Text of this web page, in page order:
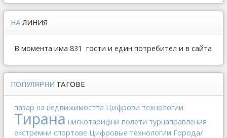
НА ЛИНИЯ
В момента има 831 гости и един потребител и в сайта
ПОПУЛЯРНИ ТАГОВЕ
пазар на недвижимостта Цифрови технологии
Тирана нискотарифни полети турнаправления
екстремни спортове Цифровые технологии Города/